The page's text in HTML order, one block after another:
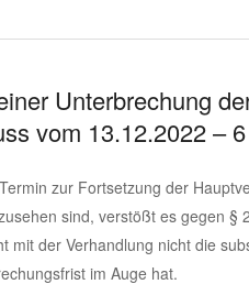
Unterbrechung
vom 13.12.2022 –
zur Fortsetzung der
sind, verstößt es gegen
mit der Verhandlung nicht die
im Auge hat.